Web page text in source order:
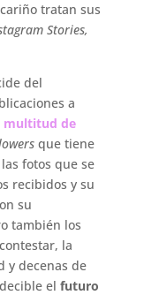
tratan sus
Stories,
del
a
multitud de
que tiene
fotos que se
recibidos y su
su
también los
la
y decenas de
el futuro